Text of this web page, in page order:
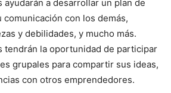
ayudarán a desarrollar un plan de
con los demás,
y debilidades, y mucho más.
tendrán la oportunidad de participar
grupales para compartir sus ideas,
con otros emprendedores.